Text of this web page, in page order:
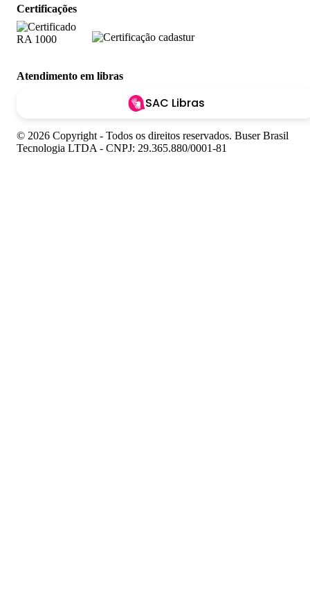
Certificações
Atendimento em libras
SAC Libras
© 2026 Copyright - Todos os direitos reservados. Buser Brasil
Tecnologia LTDA - CNPJ: 29.365.880/0001-81